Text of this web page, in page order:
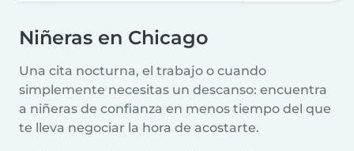
Niñeras en Chicago
Una cita nocturna, el trabajo o cuando
simplemente necesitas un descanso: encuentra
a niñeras de confianza en menos tiempo del que
te lleva negociar la hora de acostarte.